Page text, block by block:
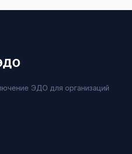
ЭДО для организаций